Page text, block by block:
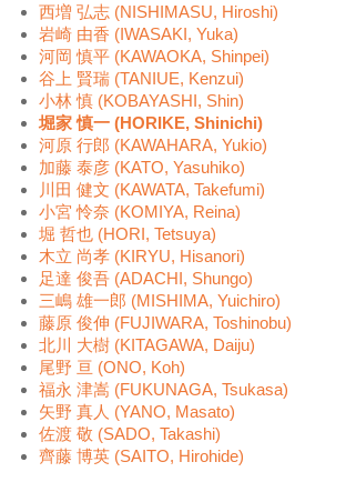
西増 弘志 (NISHIMASU, Hiroshi)
岩崎 由香 (IWASAKI, Yuka)
河岡 慎平 (KAWAOKA, Shinpei)
谷上 賢瑞 (TANIUE, Kenzui)
小林 慎 (KOBAYASHI, Shin)
堀家 慎一 (HORIKE, Shinichi)
河原 行郎 (KAWAHARA, Yukio)
加藤 泰彦 (KATO, Yasuhiko)
川田 健文 (KAWATA, Takefumi)
小宮 怜奈 (KOMIYA, Reina)
堀 哲也 (HORI, Tetsuya)
木立 尚孝 (KIRYU, Hisanori)
足達 俊吾 (ADACHI, Shungo)
三嶋 雄一郎 (MISHIMA, Yuichiro)
藤原 俊伸 (FUJIWARA, Toshinobu)
北川 大樹 (KITAGAWA, Daiju)
尾野 亘 (ONO, Koh)
福永 津嵩 (FUKUNAGA, Tsukasa)
矢野 真人 (YANO, Masato)
佐渡 敬 (SADO, Takashi)
齊藤 博英 (SAITO, Hirohide)